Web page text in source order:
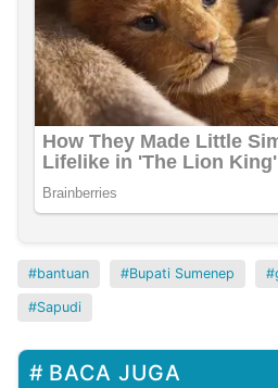
bantuan Bupati Sumenep
Sapudi
BACA JUGA